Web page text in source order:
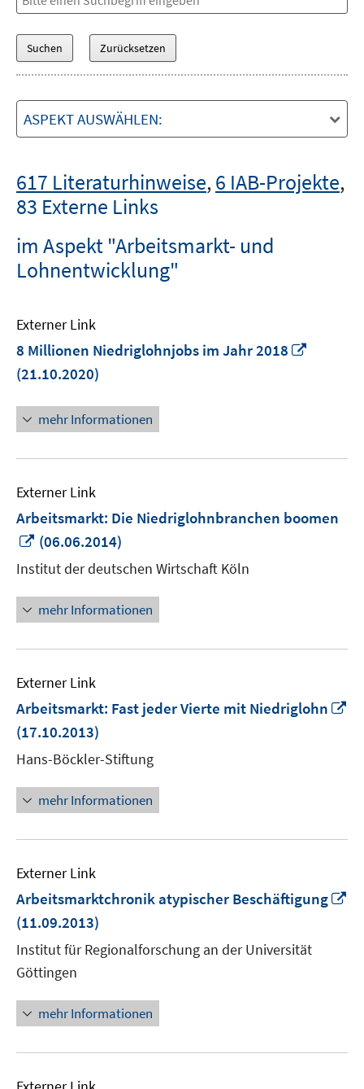
ASPEKT AUSWÄHLEN:
617 Literaturhinweise,6 IAB-Projekte,
83 Externe Links
im Aspekt "Arbeitsmarkt- und
Lohnentwicklung"
Externer Link
8 Millionen Niedriglohnjobs im Jahr 2018
(21.10.2020)
mehr Informationen
Externer Link
Arbeitsmarkt: Die Niedriglohnbranchen boomen
In
neuem
Fenster
öffnen
(06.06.2014)
Institut der deutschen Wirtschaft Köln
mehr Informationen
Externer Link
Arbeitsmarkt: Fast jeder Vierte mit Niedriglohn
(17.10.2013)
Hans-Böckler-Stiftung
mehr Informationen
Externer Link
Arbeitsmarktchronik atypischer Beschäftigung
(11.09.2013)
Institut für Regionalforschung an der Universität
Göttingen
mehr Informationen